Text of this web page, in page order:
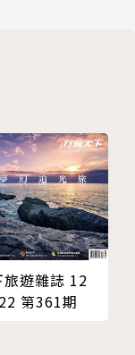
出一段全面充電
，享受巨石環繞
中體驗特色草藥
，從旅程中達
月報 仲夏夜
，從城市玩到鄉
灣山毛櫸步道
、不喝油，60
Vegan打造的
遊雜誌 12
第361期